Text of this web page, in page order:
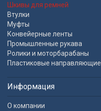
Шкивы для ремней
Втулки
Муфты
Конвейерные ленты
Промышленные рукава
Ролики и моторбарабаны
Пластиковые направляющие
Информация
О компании